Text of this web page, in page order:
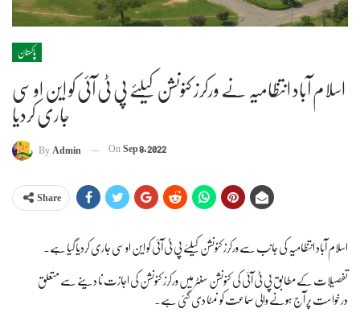
پاکستان
اسلام آباد انتظامیہ نے ورکرز کنونشن کیلئے پی ٹی آئی کو این او سی
جاری کردیا
ByAdmin OnSep 8, 2022
Share
اسلام آباد انتظامیہ کی جانب سے ورکرز کنونشن کیلئے پی ٹی آئی کو این او سی جاری کردیا گیا ہے۔
تفصیلات کے مطابق پی ٹی آئی کی کنونشن سنٹر میں ورکرز کنونشن کی اجازت نا دینے سے متعلق
درخواست پر آج ہونے والی سماعت کو نمٹا دی گئی ہے۔